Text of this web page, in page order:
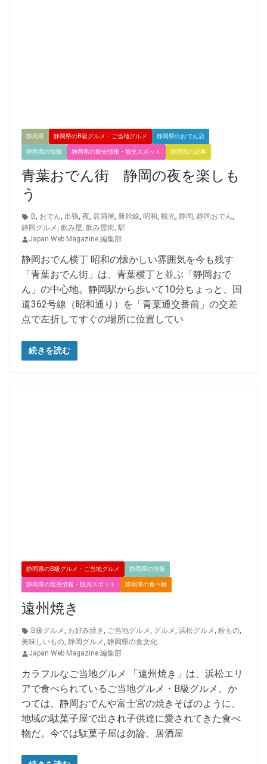
静岡県 静岡県のB級グルメ・ご当地グルメ 静岡県のおでん店
静岡県の情報 静岡県の観光情報・観光スポット 静岡県の記事
青葉おでん街 静岡の夜を楽しも
う
B, おでん, 出張, 夜, 居酒屋, 新幹線, 昭和, 観光, 静岡, 静岡おでん,
静岡グルメ, 飲み屋, 飲み屋街, 駅
Japan Web Magazine 編集部
静岡おでん横丁 昭和の懐かしい雰囲気を今も残す
「青葉おでん街」は、青葉横丁と並ぶ「静岡おで
ん」の中心地。静岡駅から歩いて10分ちょっと、国
道362号線（昭和通り）を「青葉通交番前」の交差
点で左折してすぐの場所に位置してい
続きを読む
静岡県のB級グルメ・ご当地グルメ 静岡県の情報
静岡県の観光情報・観光スポット 静岡県の食べ物
遠州焼き
B級グルメ, お好み焼き, ご当地グルメ, グルメ, 浜松グルメ, 粉もの,
美味しいもの, 静岡グルメ, 静岡県の食文化
Japan Web Magazine 編集部
カラフルなご当地グルメ 「遠州焼き」は、浜松エリ
アで食べられているご当地グルメ・B級グルメ。か
つては、静岡おでんや富士宮の焼きそばのように、
地域の駄菓子屋で出され子供達に愛されてきた食べ
物だ。今では駄菓子屋は勿論、居酒屋